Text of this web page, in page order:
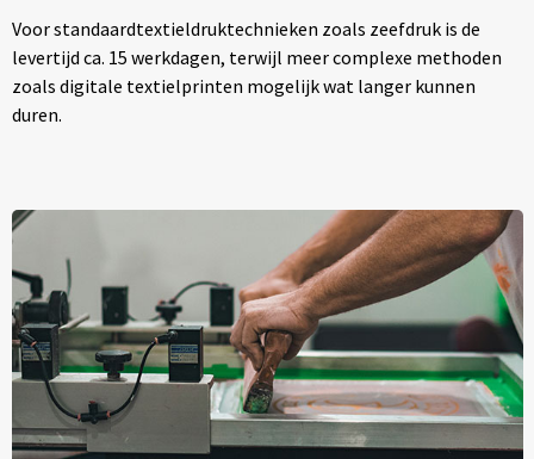
Voor standaardtextieldruktechnieken zoals zeefdruk is de
levertijd ca. 15 werkdagen, terwijl meer complexe methoden
zoals digitale textielprinten mogelijk wat langer kunnen
duren.